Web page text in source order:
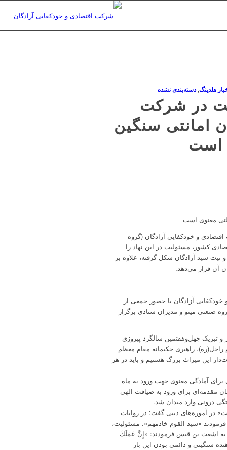
هلدینگ,دسته‌بندی نشده
در شرکت
امانتی سنگین
است
معنوی است
و خودکفایی آزادگان (گروه
کشور، مسئولیت در این نهاد را
سید آزادگان شکل گرفته، علاوه بر
آن قرار می‌دهد.
آزادگان با حضور جمعی از
صنعتی مینو و مدیران ستادی برگزار
تبریک چهل‌وهفتمین سالگرد پیروزی
راهبری حکیمانه مقام معظم
این میراث بزرگ هستیم و باید در هر
برای آمادگی معنوی جهت ورود به ماه
مقدمه‌ای برای ورود به ضیافت الهی
درونی وارد میدان شد.
در آموزه‌های دینی گفت: در روایات
«سید القوم خادمهم». مسئولیت،
اشعث بن قیس فرمودند: «إِنَّ عَمَلَكَ
سنگینی و دائمی بودن این بار